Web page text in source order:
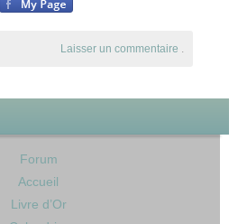
Laisser un commentaire .
Forum
Accueil
Livre d’Or